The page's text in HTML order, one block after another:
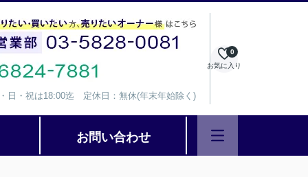
日・祝は18:00迄 定休日：無休(年末年始除く)
お気に入り
0
お問い合わせ